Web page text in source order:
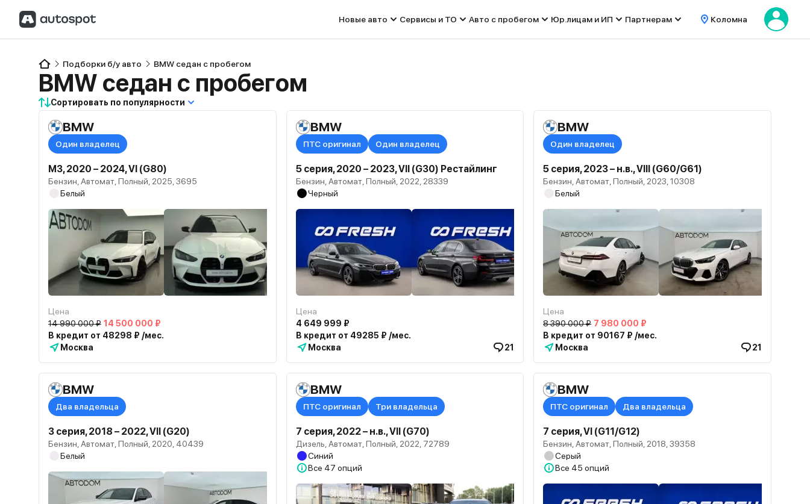
Новые авто Сервисы и ТО Авто с пробегом Юр.лицам и ИП Партнерам Коломна
Подборки б/у авто BMW седан с пробегом
BMW седан с пробегом
Сортировать по популярности
BMW
Один владелец
M3, 2020 – 2024, VI (G80)
Бензин, Автомат, Полный, 2025, 3695
Белый
Цена
14 990 000 ₽ 14 500 000 ₽
В кредит от 48298 ₽ /мес.
Москва
BMW
ПТС оригинал Один владелец
5 серия, 2020 – 2023, VII (G30) Рестайлинг
Бензин, Автомат, Полный, 2022, 28339
Черный
Цена
4 649 999 ₽
В кредит от 49285 ₽ /мес.
Москва
21
BMW
Один владелец
5 серия, 2023 – н.в., VIII (G60/G61)
Бензин, Автомат, Полный, 2023, 10308
Белый
Цена
8 390 000 ₽ 7 980 000 ₽
В кредит от 90167 ₽ /мес.
Москва
21
BMW
Два владельца
3 серия, 2018 – 2022, VII (G20)
Бензин, Автомат, Полный, 2020, 40439
Белый
BMW
ПТС оригинал Три владельца
7 серия, 2022 – н.в., VII (G70)
Дизель, Автомат, Полный, 2022, 72789
Синий
Все 47 опций
BMW
ПТС оригинал Два владельца
7 серия, VI (G11/G12)
Бензин, Автомат, Полный, 2018, 39358
Серый
Все 45 опций